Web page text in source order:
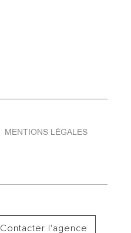
MENTIONS LÉGALES
Contacter l'agence